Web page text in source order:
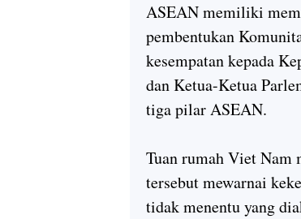
ASEAN memiliki
pembentukan
kesempatan kepada
dan Ketua-Ketua
tiga pilar ASEAN.
Tuan rumah Viet Nam
tersebut mewarnai
tidak menentu yang